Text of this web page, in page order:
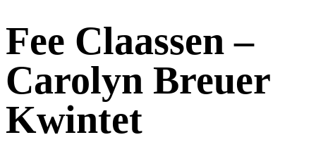
Fee Claassen –
Carolyn Breuer
Kwintet